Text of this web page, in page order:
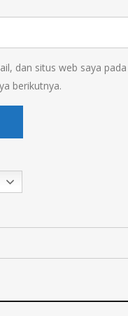
dan situs web saya
berikutnya.